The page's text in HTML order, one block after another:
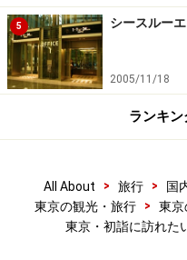
脱雨男＆雨女！ 快
高円寺
自分のことで恐縮です
らイベント事は決まっ
いう仕事の日は全て雨
5 シースルー
2005/11/18
ランキ
All About > 旅行 > 国
東京の観光・旅行
> 東京
東京・初詣に訪れた